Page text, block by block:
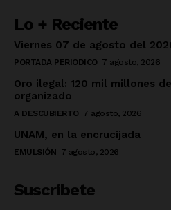
Lo + Reciente
Viernes 07 de agosto del
PORTADA PERIODICO 7 agosto, 2026
Oro ilegal: 120 mil millones
organizado
A DESCUBIERTO 7 agosto, 2026
UNAM, en la encrucijada
EMULSIÓN 7 agosto, 2026
Suscríbete